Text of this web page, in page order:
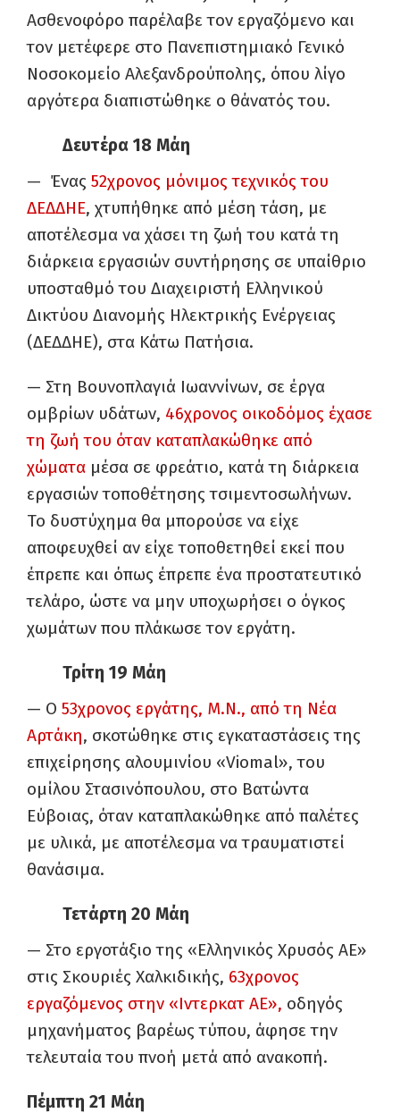
Ασθενοφόρο παρέλαβε τον εργαζόμενο και
τον μετέφερε στο Πανεπιστημιακό Γενικό
Νοσοκομείο Αλεξανδρούπολης, όπου λίγο
αργότερα διαπιστώθηκε ο θάνατός του.
Δευτέρα 18 Μάη
— Ένας 52χρονος μόνιμος τεχνικός του
ΔΕΔΔΗΕ, χτυπήθηκε από μέση τάση, με
αποτέλεσμα να χάσει τη ζωή του κατά τη
διάρκεια εργασιών συντήρησης σε υπαίθριο
υποσταθμό του Διαχειριστή Ελληνικού
Δικτύου Διανομής Ηλεκτρικής Ενέργειας
(ΔΕΔΔΗΕ), στα Κάτω Πατήσια.
— Στη Βουνοπλαγιά Ιωαννίνων, σε έργα
ομβρίων υδάτων, 46χρονος οικοδόμος έχασε
τη ζωή του όταν καταπλακώθηκε από
χώματα μέσα σε φρεάτιο, κατά τη διάρκεια
εργασιών τοποθέτησης τσιμεντοσωλήνων.
Το δυστύχημα θα μπορούσε να είχε
αποφευχθεί αν είχε τοποθετηθεί εκεί που
έπρεπε και όπως έπρεπε ένα προστατευτικό
τελάρο, ώστε να μην υποχωρήσει ο όγκος
χωμάτων που πλάκωσε τον εργάτη.
Τρίτη 19 Μάη
— Ο 53χρονος εργάτης, Μ.Ν., από τη Νέα
Αρτάκη, σκοτώθηκε στις εγκαταστάσεις της
επιχείρησης αλουμινίου «Viomal», του
ομίλου Στασινόπουλου, στο Βατώντα
Εύβοιας, όταν καταπλακώθηκε από παλέτες
με υλικά, με αποτέλεσμα να τραυματιστεί
θανάσιμα.
Τετάρτη 20 Μάη
— Στο εργοτάξιο της «Ελληνικός Χρυσός ΑΕ»
στις Σκουριές Χαλκιδικής, 63χρονος
εργαζόμενος στην «Ιντερκατ ΑΕ», οδηγός
μηχανήματος βαρέως τύπου, άφησε την
τελευταία του πνοή μετά από ανακοπή.
Πέμπτη 21 Μάη